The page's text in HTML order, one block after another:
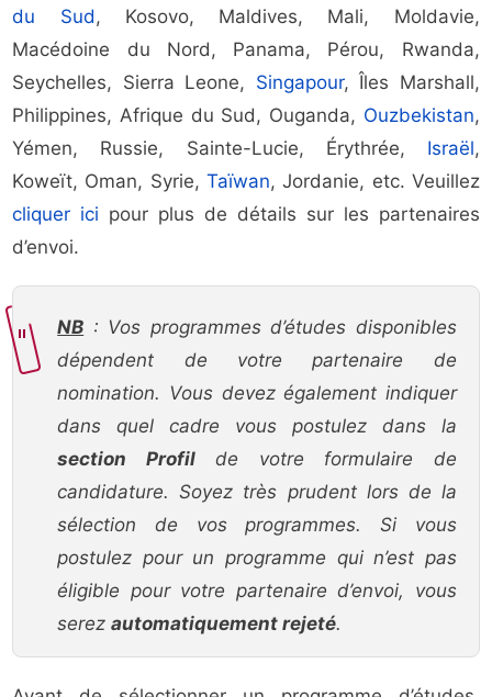
du Sud, Kosovo, Maldives, Mali, Moldavie,
Macédoine du Nord, Panama, Pérou, Rwanda,
Seychelles, Sierra Leone, Singapour, Îles Marshall,
Philippines, Afrique du Sud, Ouganda, Ouzbekistan,
Yémen, Russie, Sainte-Lucie, Érythrée, Israël,
Koweït, Oman, Syrie, Taïwan, Jordanie, etc. Veuillez
cliquer ici pour plus de détails sur les partenaires
d’envoi.
NB : Vos programmes d’études disponibles
dépendent de votre partenaire de
nomination. Vous devez également indiquer
dans quel cadre vous postulez dans la
section Profilde votre formulaire de
candidature. Soyez très prudent lors de la
sélection de vos programmes. Si vous
postulez pour un programme qui n’est pas
éligible pour votre partenaire d’envoi, vous
serezautomatiquement rejeté.